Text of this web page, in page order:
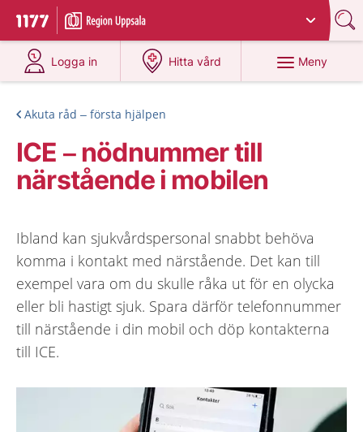
Till startsidan för 1177
Du har valt region
Logga in
på 1177.se
Hitta vård
på 1177.se
Meny
Akuta råd – första hjälpen
ICE – nödnummer till
närstående i mobilen
Ibland kan sjukvårdspersonal snabbt behöva
komma i kontakt med närstående. Det kan till
exempel vara om du skulle råka ut för en olycka
eller bli hastigt sjuk. Spara därför telefonnummer
till närstående i din mobil och döp kontakterna
till ICE.